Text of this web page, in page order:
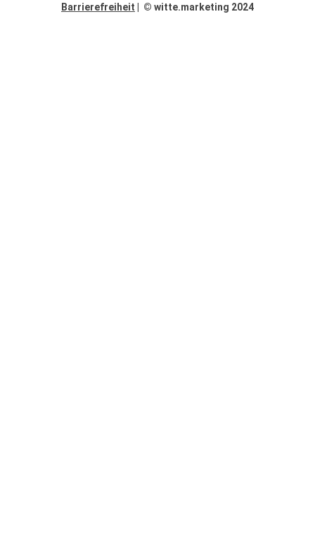
Barrierefreiheit | © witte.marketing 2024